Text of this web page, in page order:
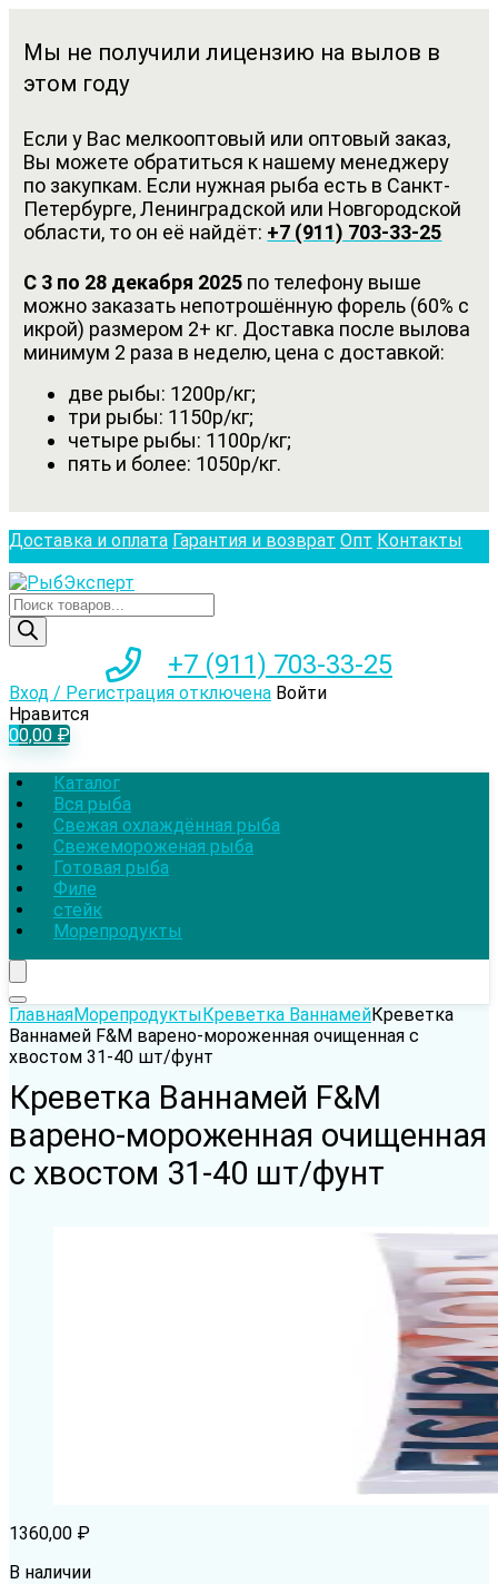
Мы не получили лицензию на вылов в
этом году
Если у Вас мелкооптовый или оптовый заказ,
Вы можете обратиться к нашему менеджеру
по закупкам. Если нужная рыба есть в Санкт-
Петербурге, Ленинградской или Новгородской
области, то он её найдёт: +7 (911) 703-33-25
С 3 по 28 декабря 2025 по телефону выше
можно заказать непотрошённую форель (60% с
икрой) размером 2+ кг. Доставка после вылова
минимум 2 раза в неделю, цена с доставкой:
две рыбы: 1200р/кг;
три рыбы: 1150р/кг;
четыре рыбы: 1100р/кг;
пять и более: 1050р/кг.
Доставка и оплата Гарантия и возврат Опт Контакты
Поиск
товаров
+7 (911) 703-33-25
Вход / Регистрация отключена Войти
Нравится
00,00 ₽
Каталог
Вся рыба
Свежая охлаждённая рыба
Свежемороженая рыба
Готовая рыба
Филе
стейк
Морепродукты
ГлавнаяМорепродуктыКреветка ВаннамейКреветка
Ваннамей F&M варено-мороженная очищенная с
хвостом 31-40 шт/фунт
Креветка Ваннамей F&M
варено-мороженная очищенная
с хвостом 31-40 шт/фунт
1360,00 ₽
В наличии